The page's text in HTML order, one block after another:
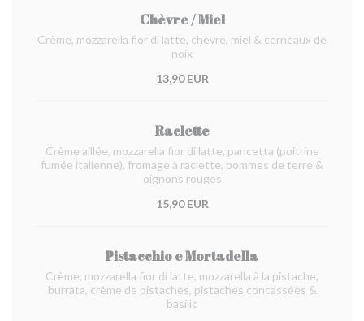
Chèvre / Miel
Crème, mozzarella fior di latte, chèvre, miel & cerneaux de
noix
13,90 EUR
Raclette
Crème aillée, mozzarella fior di latte, pancetta (poitrine
fumée italienne), fromage à raclette, pommes de terre &
oignons rouges
15,90 EUR
Pistacchio e Mortadella
Crème, mozzarella fior di latte, mozzarella à la pistache,
burrata, crème de pistaches, pistaches concassées &
basilic